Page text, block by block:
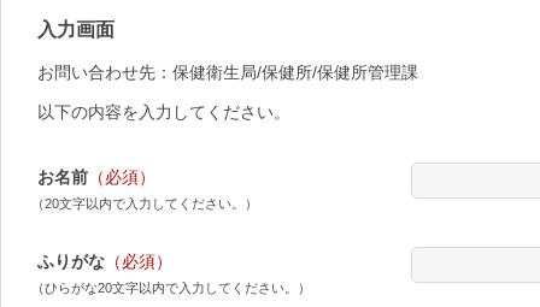
入力画面
お問い合わせ先：保健衛生局/保健所/保健所管理課
以下の内容を入力してください。
お名前 （必須）
（20文字以内で入力してください。）
ふりがな （必須）
（ひらがな20文字以内で入力してください。）